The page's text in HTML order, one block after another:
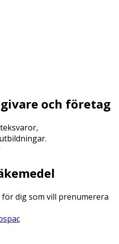
och företag
dig som vill prenumerera